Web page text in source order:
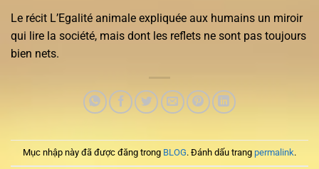
Le récit L’Egalité animale expliquée aux humains un miroir
qui lire la société, mais dont les reflets ne sont pas toujours
bien nets.
Mục nhập này đã được đăng trong BLOG. Đánh dấu trang permalink.